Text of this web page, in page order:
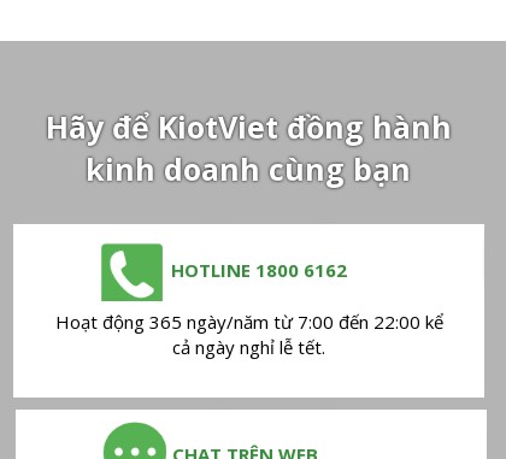
Hãy để KiotViet đồng hành
kinh doanh cùng bạn
CHAT TRÊN WEB
HOTLINE 1800 6162
Hoạt động 365 ngày/năm từ 7:00 đến 22:00 kể
cả ngày nghỉ lễ tết.